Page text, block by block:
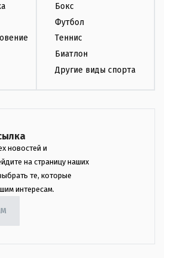
Бокс
Футбол
Теннис
Биатлон
Другие виды спорта
новостей и
на страницу наших
те, которые
интересам.